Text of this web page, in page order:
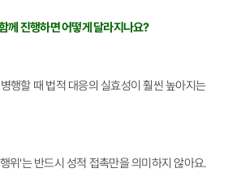
께 진행하면 어떻게 달라지나요?
행할 때 법적 대응의 실효성이 훨씬 높아지는
위'는 반드시 성적 접촉만을 의미하지 않아요.